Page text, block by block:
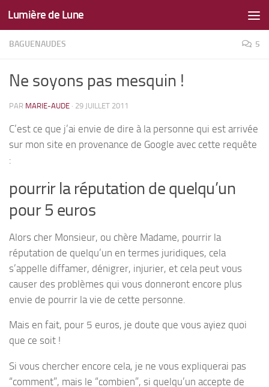
Skip to content
Lumière de Lune
BAGUENAUDES 5
Ne soyons pas mesquin !
PAR MARIE-AUDE · 29 JUILLET 2011
C’est ce que j’ai envie de dire à la personne qui est arrivée
sur mon site en provenance de Google avec cette requête
:
pourrir la réputation de quelqu’un
pour 5 euros
Alors cher Monsieur, ou chère Madame, pourrir la
réputation de quelqu’un en termes juridiques, cela
s’appelle diffamer, dénigrer, injurier, et cela peut vous
causer des problèmes qui vous donneront encore plus
envie de pourrir la vie de cette personne.
Mais en fait, pour 5 euros, je doute que vous ayiez quoi
que ce soit !
Si vous chercher encore cela, je ne vous expliquerai pas
“comment”, mais le “combien”, si quelqu’un accepte de